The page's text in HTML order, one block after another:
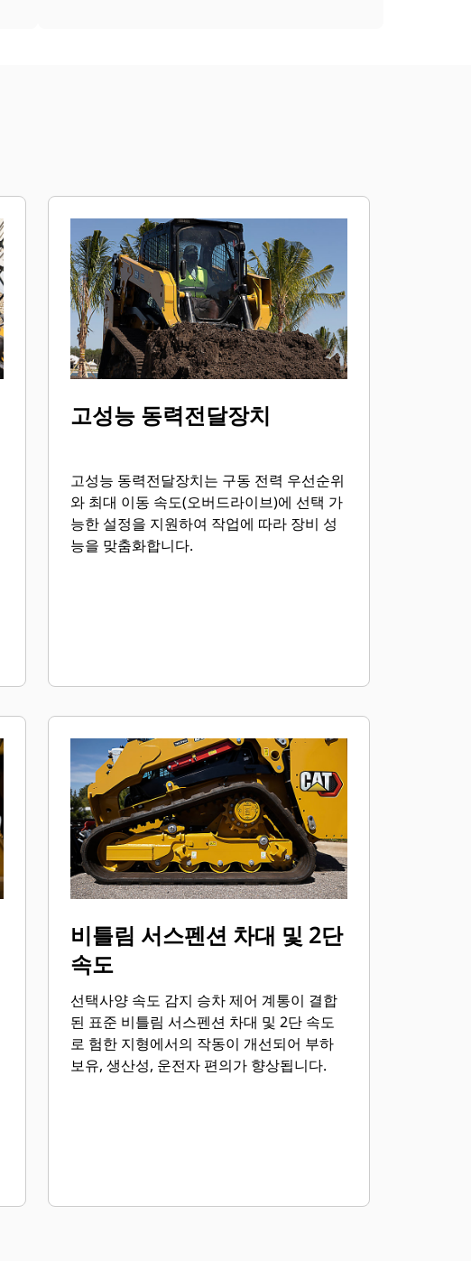
고성능 동력전달장치
고성능 동력전달장치는 구동 전력 우선순위
와 최대 이동 속도(오버드라이브)에 선택 가
능한 설정을 지원하여 작업에 따라 장비 성
능을 맞춤화합니다.
비틀림 서스펜션 차대 및 2단
속도
선택사양 속도 감지 승차 제어 계통이 결합
된 표준 비틀림 서스펜션 차대 및 2단 속도
로 험한 지형에서의 작동이 개선되어 부하
보유, 생산성, 운전자 편의가 향상됩니다.